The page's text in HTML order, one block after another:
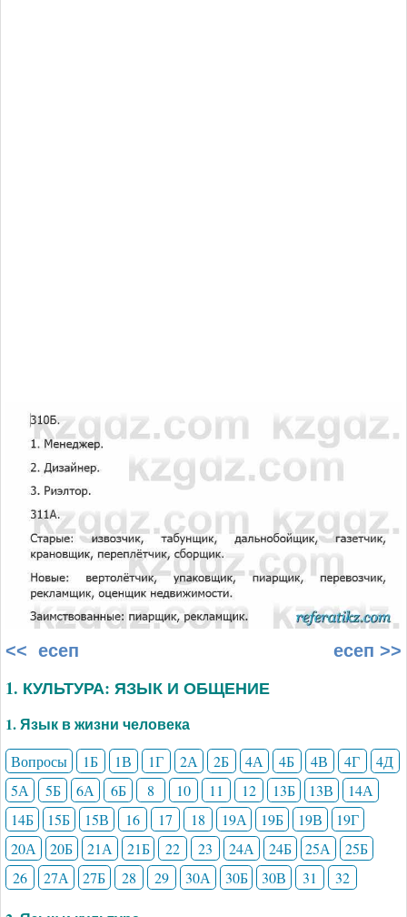
<< есеп есеп >>
1. КУЛЬТУРА: ЯЗЫК И ОБЩЕНИЕ
1. Язык в жизни человека
Вопросы 1Б 1В 1Г 2А 2Б 4А 4Б 4В 4Г
4Д
5А
5Б 6А 6Б 8 10 11 12 13Б 13В
14А
14Б
15Б 15В 16 17 18 19А 19Б 19В
19Г
20А
20Б 21А 21Б 22 23 24А 24Б 25А
25Б
26
27А 27Б 28 29 30А 30Б 30В 31 32